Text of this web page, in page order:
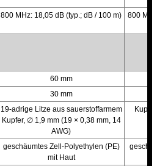
800 MHz: 18,05 dB (typ.; dB / 100 m) 800
60 mm
30 mm
19-adrige Litze aus sauerstoffarmem
Kupfer, ∅ 1,9 mm (19 × 0,38 mm, 14
AWG)
geschäumtes Zell-Polyethylen (PE)
mit Haut